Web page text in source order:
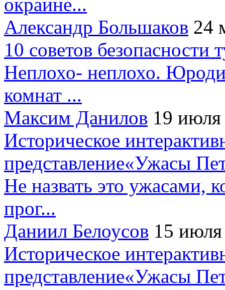
окраине...
Александр Большаков 24
10 советов безопасности
Неплохо- неплохо.
комнат ...
Максим Данилов 19
Историческое
представление«Ужасы
Не назвать это ужасами,
прог...
Даниил Белоусов 15
Историческое
представление«Ужасы